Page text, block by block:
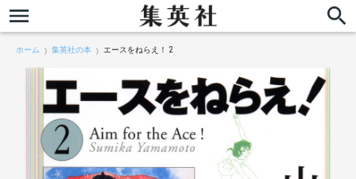
ホーム 集英社の本 エースをねらえ！ 2